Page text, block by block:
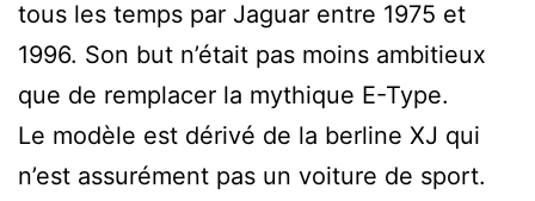
tous les temps par Jaguar entre 1975 et
1996. Son but n’était pas moins ambitieux
que de remplacer la mythique E-Type.
Le modèle est dérivé de la berline XJ qui
n’est assurément pas un voiture de sport.